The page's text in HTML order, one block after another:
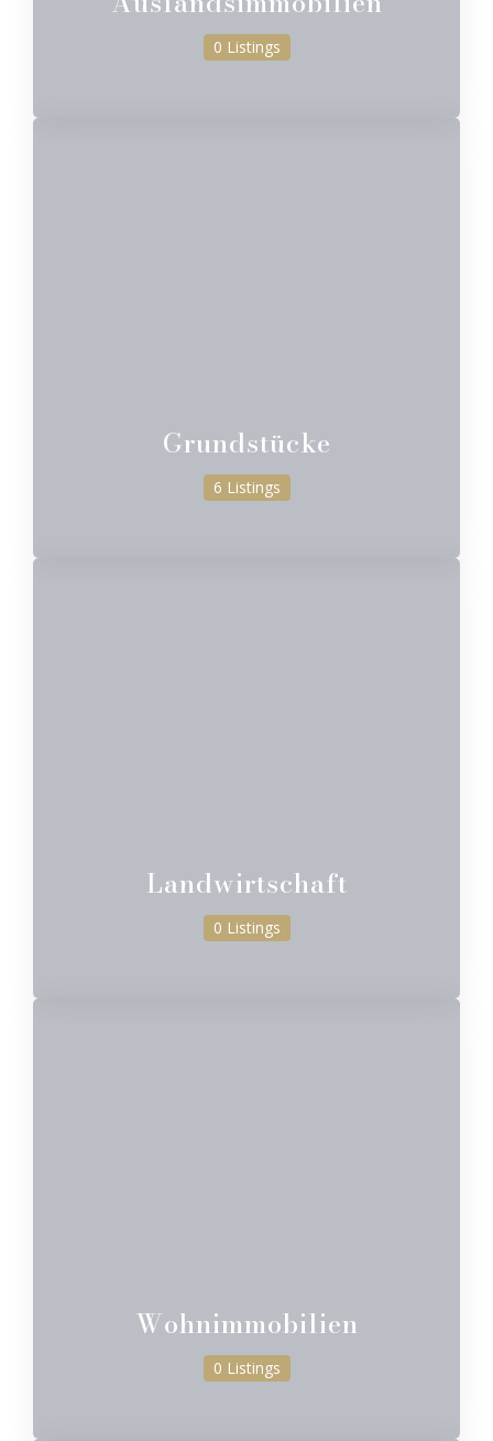
0 Listings
Grundstücke
6 Listings
Landwirtschaft
0 Listings
Wohnimmobilien
0 Listings